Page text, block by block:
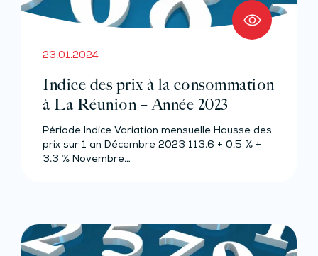
23.01.2024
Indice des prix à la consommation
à La Réunion – Année 2023
Période Indice Variation mensuelle Hausse des
prix sur 1 an Décembre 2023 113,6 + 0,5 % +
3,3 % Novembre…